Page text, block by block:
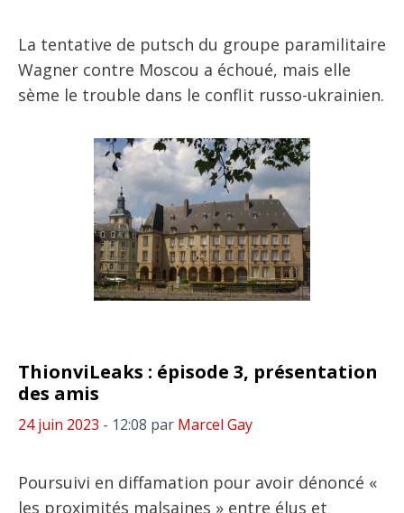
La tentative de putsch du groupe paramilitaire
Wagner contre Moscou a échoué, mais elle
sème le trouble dans le conflit russo-ukrainien.
ThionviLeaks : épisode 3, présentation
des amis
24 juin 2023 - 12:08 par Marcel Gay
Poursuivi en diffamation pour avoir dénoncé «
les proximités malsaines » entre élus et